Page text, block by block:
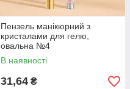
Пензель манікюрний з
кристалами для гелю,
овальна №4
В наявності
31,64 ₴